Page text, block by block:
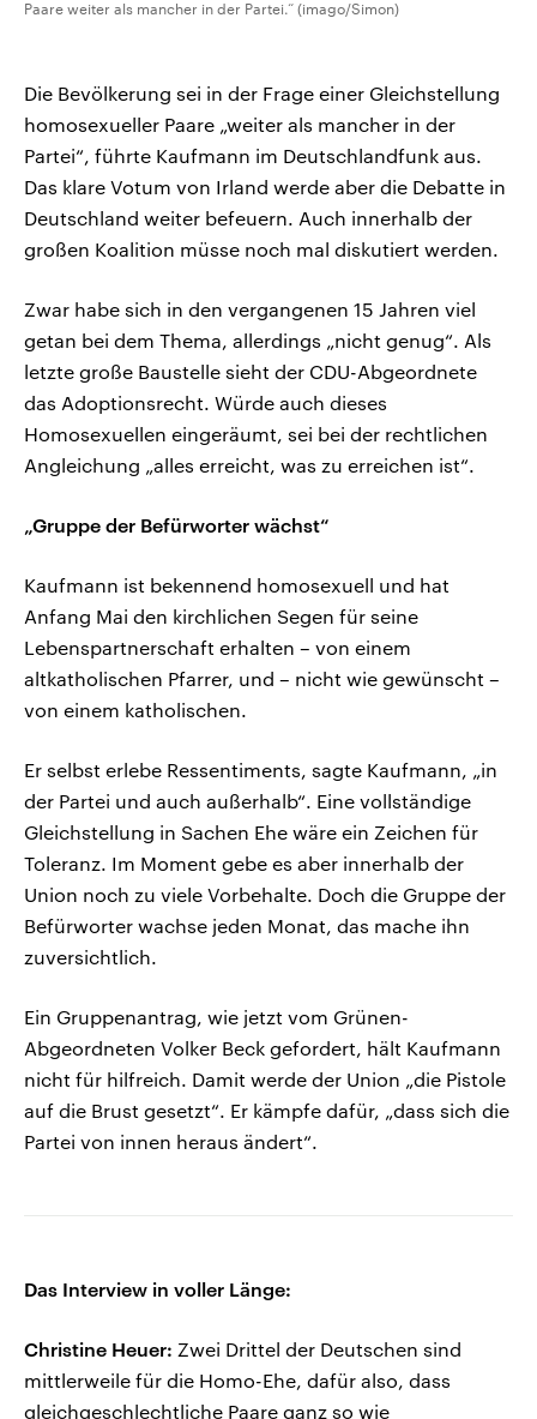
Paare weiter als mancher in der Partei.“ (imago/Simon)
Die Bevölkerung sei in der Frage einer Gleichstellung
homosexueller Paare „weiter als mancher in der
Partei“, führte Kaufmann im Deutschlandfunk aus.
Das klare Votum von Irland werde aber die Debatte in
Deutschland weiter befeuern. Auch innerhalb der
großen Koalition müsse noch mal diskutiert werden.
Zwar habe sich in den vergangenen 15 Jahren viel
getan bei dem Thema, allerdings „nicht genug“. Als
letzte große Baustelle sieht der CDU-Abgeordnete
das Adoptionsrecht. Würde auch dieses
Homosexuellen eingeräumt, sei bei der rechtlichen
Angleichung „alles erreicht, was zu erreichen ist“.
„Gruppe der Befürworter wächst“
Kaufmann ist bekennend homosexuell und hat
Anfang Mai den kirchlichen Segen für seine
Lebenspartnerschaft erhalten – von einem
altkatholischen Pfarrer, und – nicht wie gewünscht –
von einem katholischen.
Er selbst erlebe Ressentiments, sagte Kaufmann, „in
der Partei und auch außerhalb“. Eine vollständige
Gleichstellung in Sachen Ehe wäre ein Zeichen für
Toleranz. Im Moment gebe es aber innerhalb der
Union noch zu viele Vorbehalte. Doch die Gruppe der
Befürworter wachse jeden Monat, das mache ihn
zuversichtlich.
Ein Gruppenantrag, wie jetzt vom Grünen-
Abgeordneten Volker Beck gefordert, hält Kaufmann
nicht für hilfreich. Damit werde der Union „die Pistole
auf die Brust gesetzt“. Er kämpfe dafür, „dass sich die
Partei von innen heraus ändert“.
Das Interview in voller Länge:
Christine Heuer: Zwei Drittel der Deutschen sind
mittlerweile für die Homo-Ehe, dafür also, dass
gleichgeschlechtliche Paare ganz so wie